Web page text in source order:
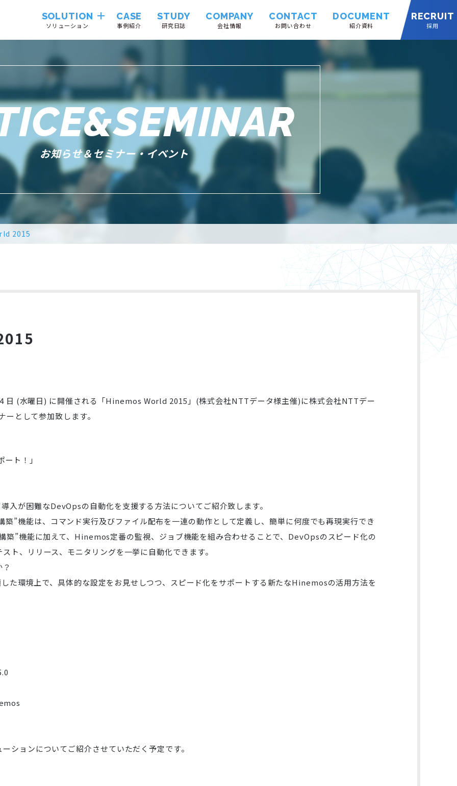
SOLUTION
ソリューション
Hinemos
VendorTrustLink
System
Integration
Cloudii
CASE
事例紹介
STUDY
研究日誌
COMPANY
会社情報
CONTACT
お問い合わせ
DOCUMENT
紹介資料
RECRUIT
採用
お知らせ＆セミナー・イベント
2015
日 (水曜日) に開催される「Hinemos World 2015」(株式会社NTTデータ様主催)に株式会社NTTデー
として参加致します。
ト！」
入が困難なDevOpsの自動化を支援する方法についてご紹介致します。
”機能は、コマンド実行及びファイル配布を一連の動作として定義し、簡単に何度でも再現実行でき
築”機能に加えて、Hinemos定番の監視、ジョブ機能を組み合わせることで、DevOpsのスピード化の
ト、リリース、モニタリングを一挙に自動化できます。
た環境上で、具体的な設定をお見せしつつ、スピード化をサポートする新たなHinemosの活用方法を
ションについてご紹介させていただく予定です。